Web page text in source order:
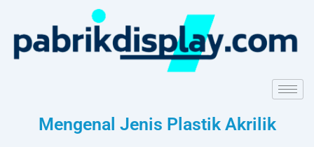
Mengenal Jenis Plastik Akrilik